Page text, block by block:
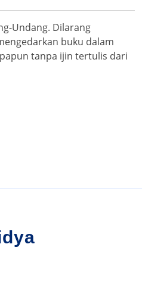
Undang. Dilarang
buku dalam
tanpa ijin tertulis dari